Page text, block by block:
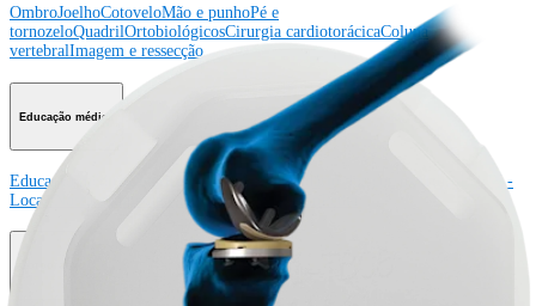
OmbroJoelhoCotoveloMão e punhoPé e
tornozeloQuadrilOrtobiológicosCirurgia cardiotorácicaColuna
vertebralImagem e ressecção
Educação médica
Educação médica Descrição dos cursosCalendário dos cursos
ArthroLab™ -
Locais
Nossa equipe de educação médica OrthoPedia